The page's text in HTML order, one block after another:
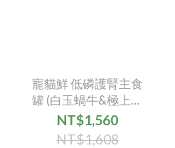
寵貓鮮 低磷護腎主食
罐 (白玉蝸牛&極上鮭
魚) 80g/罐 - 24入/箱
NT$1,560
NT$1,608